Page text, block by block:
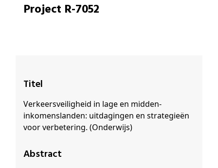
Project R-7052
Titel
Verkeersveiligheid in lage en midden-
inkomenslanden: uitdagingen en strategieën
voor verbetering. (Onderwijs)
Abstract